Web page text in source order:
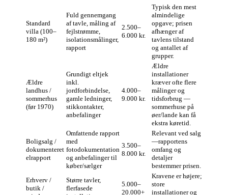
Standard
villa (100–
180 m²)
Fuld gennemgang
af tavle, måling af
fejlstrømme,
isolationsmålinger,
rapport
2.500–
6.000 kr.
Typisk den mest
almindelige
opgave; prisen
afhænger af
tavlens tilstand
og antallet af
grupper.
Ældre
landhus /
sommerhus
(før 1970)
Grundigt eltjek
inkl.
jordforbindelse,
gamle ledninger,
stikkontakter,
anbefalinger
4.000–
9.000 kr.
Ældre
installationer
kræver ofte flere
målinger og
tidsforbrug —
sommerhuse på
øer/lande kan få
ekstra køretid.
Boligsalg /
dokumenteret
elrapport
Omfattende rapport
med
fotodokumentation
og anbefalinger til
køber/sælger
3.500–
8.000 kr.
Relevant ved salg
—rapportens
omfang og
detaljer
bestemmer prisen.
Erhverv /
butik /
Større tavler,
flerfasede
5.000–
20.000+
Kravene er højere;
store
installationer og